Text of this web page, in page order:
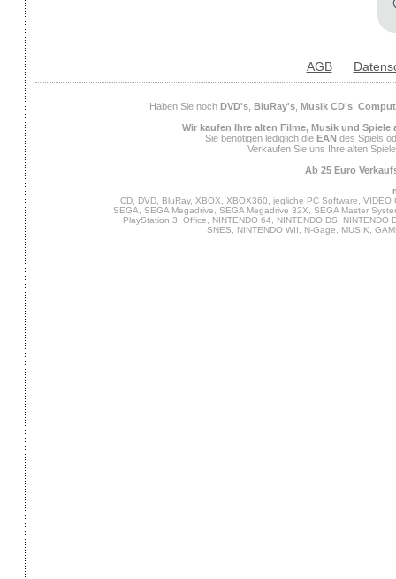
AGB
Haben Sie noch DVD's, BluRay's, Musik CD's,
Wir kaufen Ihre alten Filme, Musik und Spiele
Sie benötigen lediglich die EAN des Spiels
Verkaufen Sie uns Ihre alten
Ab 25 Euro
CD, DVD, BluRay, XBOX, XBOX360, jegliche PC Software,
SEGA, SEGA Megadrive, SEGA Megadrive 32X, SEGA Master
PlayStation 3, Office, NINTENDO 64, NINTENDO DS,
SNES, NINTENDO WII, N-Gage, MUSIK,